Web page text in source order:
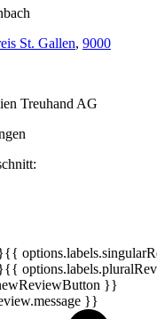
St. Gallen, 9000
Treuhand AG
{{
{{
}}
}}